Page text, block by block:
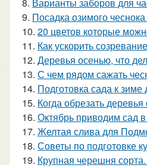
9. Посадка озимого
10. 20 цветов которые
11. Как ускорить
12. Деревья осенью, что
13. С чем рядом сажать
14. Подготовка сада к
15. Когда обрезать
16. Октябрь приводим сад
17. Желтая слива для
18. Советы по подготовке
19. Крупная черешня